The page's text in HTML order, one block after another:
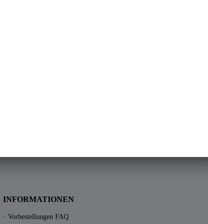
Neuigkeiten wie
Mit der Absendung der
kostenlosen Newsletters.
selbstverständlich noch Ihrer
INFORMATIONEN
Vorbestellungen FAQ